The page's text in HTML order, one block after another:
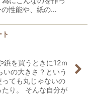
性能や、紙の…
鋲を買うときに12ｍ
いの大きさ？という
ても丸じゃないの
り。 そんな自分が